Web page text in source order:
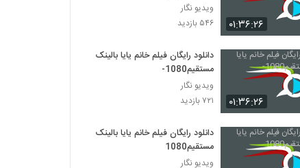
۰۱:۳۶:۲۶
ویدیو نگار
۵۴۶ بازدید
۰۱:۳۶:۲۶
دانلود رایگان فیلم خانم یایا بالینک
مستقیم1080-
ویدیو نگار
۷۲۱ بازدید
دانلود رایگان فیلم خانم یایا بالینک
مستقیم1080
ویدیو نگار